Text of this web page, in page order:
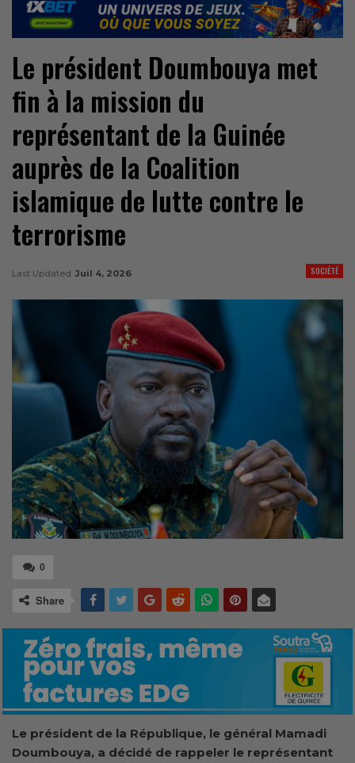
Le président Doumbouya met
fin à la mission du
représentant de la Guinée
auprès de la Coalition
islamique de lutte contre le
terrorisme
SOCIÉTÉ
Last Updated Juil 4, 2026
0
Share
Le président de la République, le général Mamadi
Doumbouya, a décidé de rappeler le représentant